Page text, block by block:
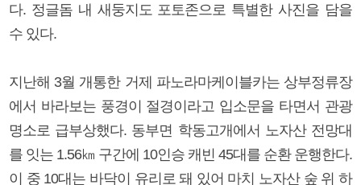
다. 정글돔 내 새둥지도 포토존으로 특별한 사진을 담을
수 있다.
지난해 3월 개통한 거제 파노라마케이블카는 상부정류장
에서 바라보는 풍경이 절경이라고 입소문을 타면서 관광
명소로 급부상했다. 동부면 학동고개에서 노자산 전망대
를 잇는 1.56㎞ 구간에 10인승 캐빈 45대를 순환 운행한다.
이 중 10대는 바닥이 유리로 돼 있어 마치 노자산 숲 위 하